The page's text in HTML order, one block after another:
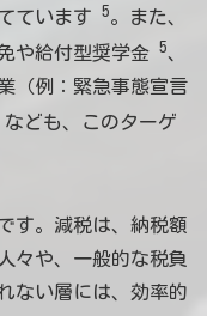
ています 5。また、
や給付型奨学金 5、
（例：緊急事態宣言
なども、このターゲ
す。減税は、納税額
々や、一般的な税負
ない層には、効率的